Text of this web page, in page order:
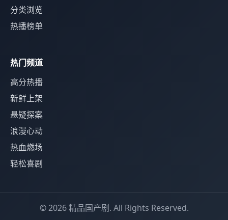
分类浏览
热播榜单
热门频道
高分热播
新鲜上架
悬疑探案
浪漫心动
热血燃场
轻松喜剧
© 2026 精品国产剧. All Rights Reserved.